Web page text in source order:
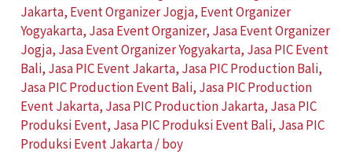
Jakarta, Event Organizer Jogja, Event Organizer
Yogyakarta, Jasa Event Organizer, Jasa Event Organizer
Jogja, Jasa Event Organizer Yogyakarta, Jasa PIC Event
Bali, Jasa PIC Event Jakarta, Jasa PIC Production Bali,
Jasa PIC Production Event Bali, Jasa PIC Production
Event Jakarta, Jasa PIC Production Jakarta, Jasa PIC
Produksi Event, Jasa PIC Produksi Event Bali, Jasa PIC
Produksi Event Jakarta/boy